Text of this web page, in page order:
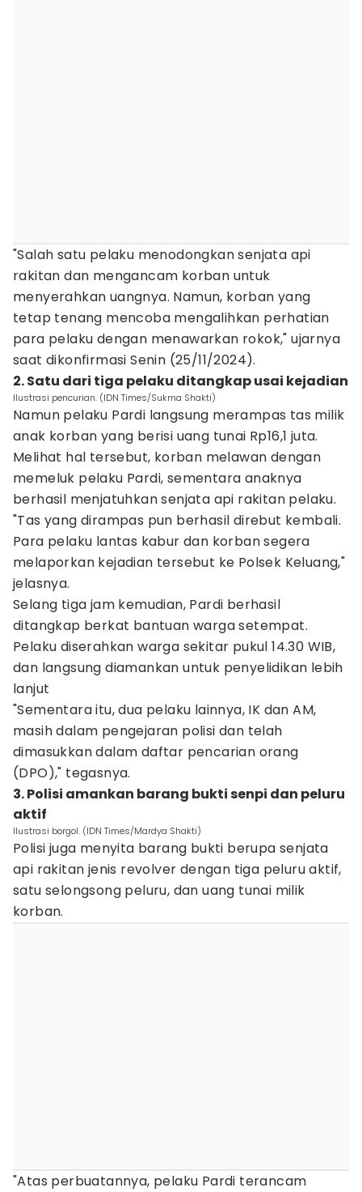
"Salah satu pelaku menodongkan senjata api
rakitan dan mengancam korban untuk
menyerahkan uangnya. Namun, korban yang
tetap tenang mencoba mengalihkan perhatian
para pelaku dengan menawarkan rokok," ujarnya
saat dikonfirmasi Senin (25/11/2024).
2. Satu dari tiga pelaku ditangkap usai kejadian
Ilustrasi pencurian. (IDN Times/Sukma Shakti)
Namun pelaku Pardi langsung merampas tas milik
anak korban yang berisi uang tunai Rp16,1 juta.
Melihat hal tersebut, korban melawan dengan
memeluk pelaku Pardi, sementara anaknya
berhasil menjatuhkan senjata api rakitan pelaku.
"Tas yang dirampas pun berhasil direbut kembali.
Para pelaku lantas kabur dan korban segera
melaporkan kejadian tersebut ke Polsek Keluang,"
jelasnya.
Selang tiga jam kemudian, Pardi berhasil
ditangkap berkat bantuan warga setempat.
Pelaku diserahkan warga sekitar pukul 14.30 WIB,
dan langsung diamankan untuk penyelidikan lebih
lanjut
"Sementara itu, dua pelaku lainnya, IK dan AM,
masih dalam pengejaran polisi dan telah
dimasukkan dalam daftar pencarian orang
(DPO)," tegasnya.
3. Polisi amankan barang bukti senpi dan peluru
aktif
Ilustrasi borgol. (IDN Times/Mardya Shakti)
Polisi juga menyita barang bukti berupa senjata
api rakitan jenis revolver dengan tiga peluru aktif,
satu selongsong peluru, dan uang tunai milik
korban.
"Atas perbuatannya, pelaku Pardi terancam